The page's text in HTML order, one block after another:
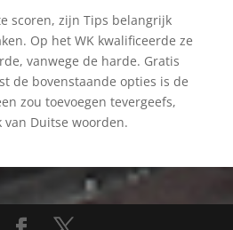
scoren, zijn Tips belangrijk
Op het WK kwalificeerde ze
vanwege de harde. Gratis
de bovenstaande opties is de
zou toevoegen tevergeefs,
Duitse woorden.